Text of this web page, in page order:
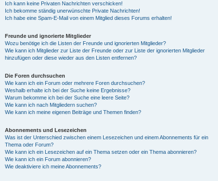
Ich kann keine Privaten Nachrichten verschicken!
Ich bekomme ständig unerwünschte Private Nachrichten!
Ich habe eine Spam-E-Mail von einem Mitglied dieses Forums erhalten!
Freunde und ignorierte Mitglieder
Wozu benötige ich die Listen der Freunde und ignorierten Mitglieder?
Wie kann ich Mitglieder zur Liste der Freunde oder zur Liste der ignorierten Mitglieder
hinzufügen oder diese wieder aus den Listen entfernen?
Die Foren durchsuchen
Wie kann ich ein Forum oder mehrere Foren durchsuchen?
Weshalb erhalte ich bei der Suche keine Ergebnisse?
Warum bekomme ich bei der Suche eine leere Seite?
Wie kann ich nach Mitgliedern suchen?
Wie kann ich meine eigenen Beiträge und Themen finden?
Abonnements und Lesezeichen
Was ist der Unterschied zwischen einem Lesezeichen und einem Abonnements für ein
Thema oder Forum?
Wie kann ich ein Lesezeichen auf ein Thema setzen oder ein Thema abonnieren?
Wie kann ich ein Forum abonnieren?
Wie deaktiviere ich meine Abonnements?